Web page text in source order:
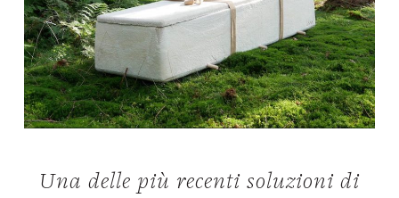
Una delle più recenti soluzioni di